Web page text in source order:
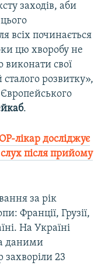
заходів, аби
всіх починається
цю хворобу не
виконати свої
сталого розвитку»,
.
лікар досліджує
після прийому
за рік
Франції, Грузії,
На Україні
даними
захворіли 23